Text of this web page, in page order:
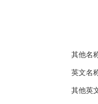
其他名
英文名
其他英